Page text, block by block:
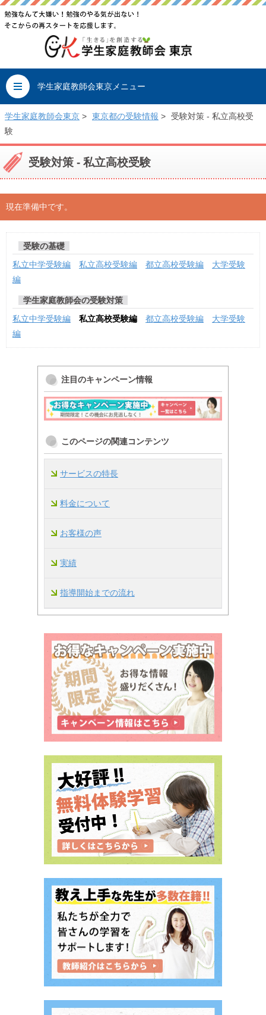
学生家庭教師会東京メニュー
学生家庭教師会東京 > 東京都の受験情報 > 受験対策 - 私立高校受
験
受験対策 - 私立高校受験
現在準備中です。
受験の基礎
私立中学受験編
私立高校受験編 都立高校受験編
大学受験
編
学生家庭教師会の受験対策
私立中学受験編
私立高校受験編 都立高校受験編
大学受験
編
注目のキャンペーン情報
このページの関連コンテンツ
サービスの特長
料金について
お客様の声
実績
指導開始までの流れ